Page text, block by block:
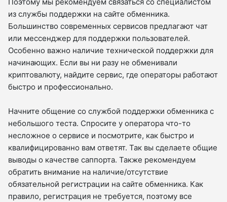
Поэтому мы рекомендуем связаться со специалистом
из службы поддержки на сайте обменника.
Большинство современных сервисов предлагают чат
или мессенджер для поддержки пользователей.
Особенно важно наличие технической поддержки для
начинающих. Если вы ни разу не обменивали
криптовалюту, найдите сервис, где операторы работают
быстро и профессионально.
Начните общение со службой поддержки обменника с
небольшого теста. Спросите у оператора что-то
несложное о сервисе и посмотрите, как быстро и
квалифицированно вам ответят. Так вы сделаете общие
выводы о качестве саппорта. Также рекомендуем
обратить внимание на наличие/отсутствие
обязательной регистрации на сайте обменника. Как
правило, регистрация не требуется, поэтому все